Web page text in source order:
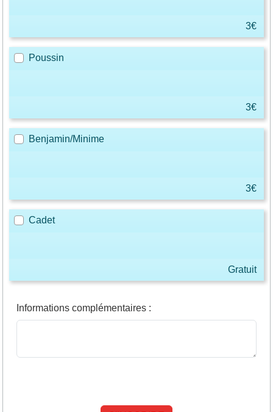
3€
Poussin
3€
Benjamin/Minime
3€
Cadet
Gratuit
Informations complémentaires :